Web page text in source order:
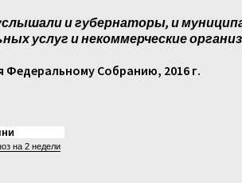
и губернаторы, и
услуг и некоммерческие
Федеральному Собранию, 2016 г.
на 2 недели